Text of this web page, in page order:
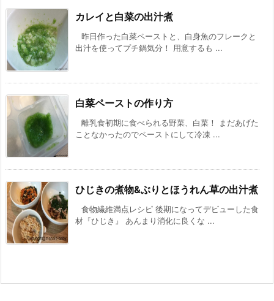
カレイと白菜の出汁煮
昨日作った白菜ペーストと、白身魚のフレークと
出汁を使ってプチ鍋気分！ 用意するも ...
白菜ペーストの作り方
離乳食初期に食べられる野菜、白菜！ まだあげた
ことなかったのでペーストにして冷凍 ...
ひじきの煮物&ぶりとほうれん草の出汁煮
食物繊維満点レシピ 後期になってデビューした食
材『ひじき』 あんまり消化に良くな ...